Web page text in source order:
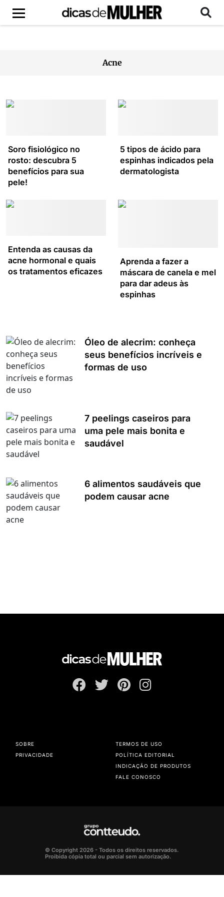
Acne
Soro fisiológico no
rosto: descubra 5
benefícios para sua
pele!
5 tipos de ácido para
espinhas indicados pela
dermatologista
Entenda as causas da
acne hormonal e quais
os tratamentos eficazes
Aprenda a fazer a
máscara de canela e mel
para dar adeus às
espinhas
Óleo de alecrim: conheça
seus benefícios incríveis e
formas de uso
7 peelings caseiros para
uma pele mais bonita e
saudável
6 alimentos saudáveis que
podem causar acne
SOBRE
PRIVACIDADE
TERMOS DE USO
POLÍTICA EDITORIAL
INDICAÇÃO DE PRODUTOS
FALE CONOSCO
© Copyright 2026 - Todos os direitos reservados.
Proibida cópia total ou parcial sem autorização.